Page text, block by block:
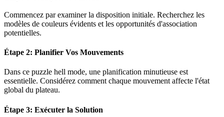
Commencez par examiner la disposition initiale. Recherchez les
modèles de couleurs évidents et les opportunités d'association
potentielles.
Étape 2: Planifier Vos Mouvements
Dans ce puzzle hell mode, une planification minutieuse est
essentielle. Considérez comment chaque mouvement affecte l'état
global du plateau.
Étape 3: Exécuter la Solution